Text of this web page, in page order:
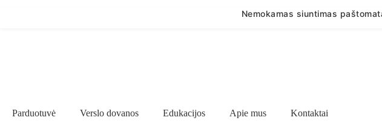
Nemokamas siuntimas
Parduotuvė Verslo dovanos Edukacijos Apie mus Kontaktai